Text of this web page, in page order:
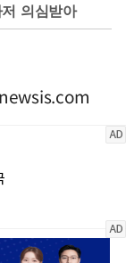
의심받아